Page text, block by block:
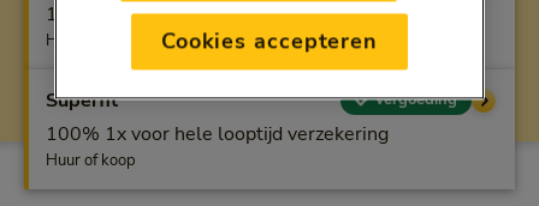
100% 1x voor hele looptijd verzekering
Huur of koop
Superfit Vergoeding
100% 1x voor hele looptijd verzekering
Huur of koop
Cookies accepteren